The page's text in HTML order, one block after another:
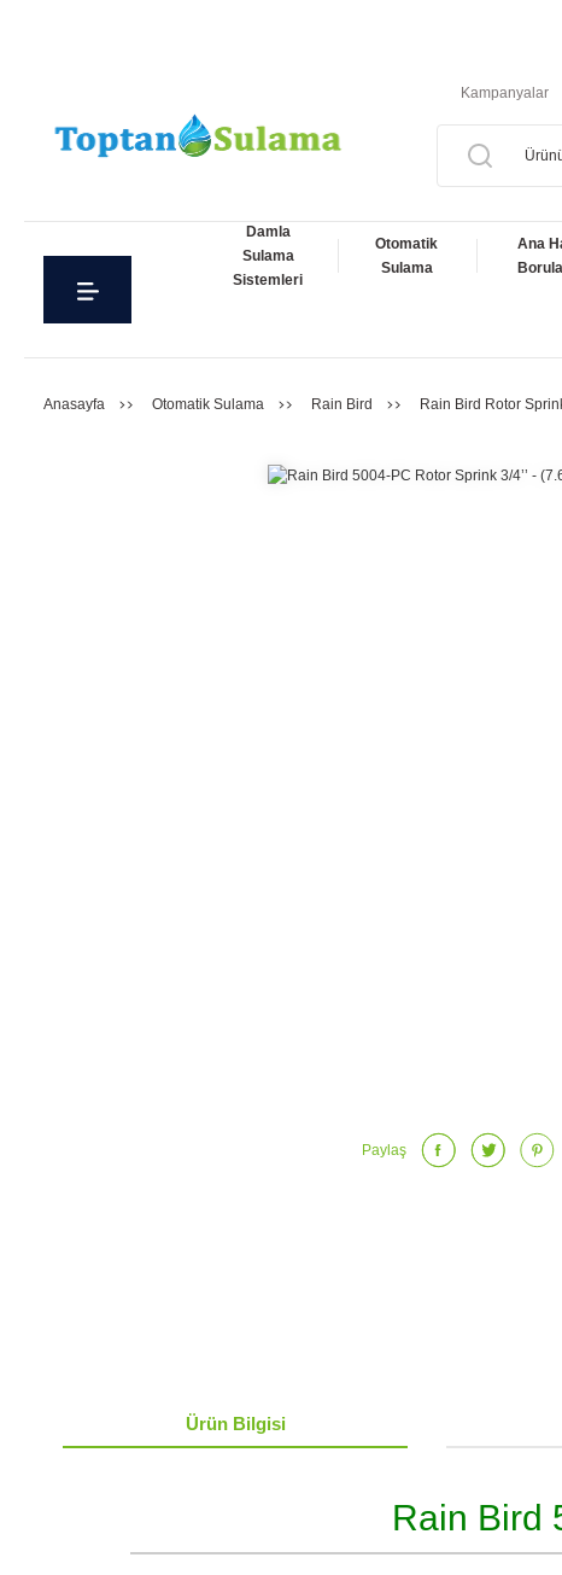
Kampanyalar
Damla
Sulama
Sistemleri
Otomatik
Sulama
Ana
Anasayfa Otomatik Sulama Rain Bird Rain Bird Rotor
Paylaş
Ürün Bilgisi
Rain Bird